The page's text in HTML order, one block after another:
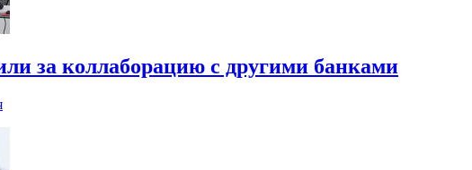
за коллаборацию с другими банками